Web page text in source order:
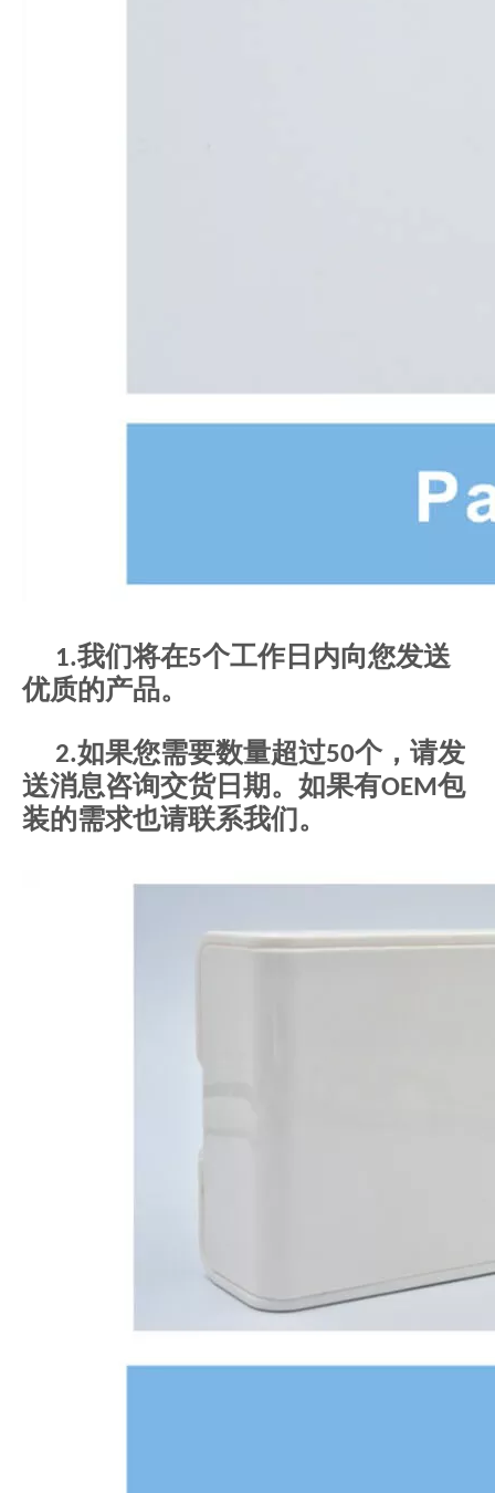
1.我们将在5个工作日内向您发送
优质的产品。
2.如果您需要数量超过50个，请发
送消息咨询交货日期。如果有OEM包
装的需求也请联系我们。